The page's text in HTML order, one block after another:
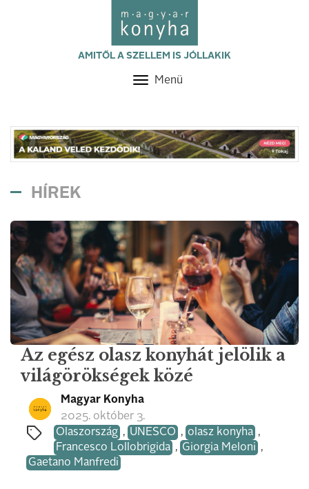
AMITŐL A SZELLEM IS JÓLLAKIK
Toggle
Menü
HÍREK
Az egész olasz konyhát jelölik a
világörökségek közé
Magyar Konyha
2025. október 3.
Olaszország , UNESCO , olasz konyha ,
Francesco Lollobrigida , Giorgia Meloni ,
Gaetano Manfredi